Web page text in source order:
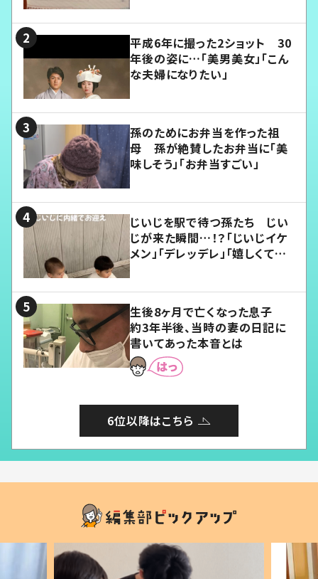
平成6年に撮った2ショット 30
年後の姿に…「美男美女」「こん
な夫婦になりたい」
孫のためにお弁当を作った祖
母 孫が絶賛したお弁当に「美
味しそう」「お弁当すごい」
じいじを駅で待つ孫たち じい
じが来た瞬間…！？「じいじイケ
メン」「デレッデレ」「嬉しくて可
生後8ヶ月で亡くなった息子
約3年半後、当時の妻の日記に
書いてあった本音とは
6位以降はこちら